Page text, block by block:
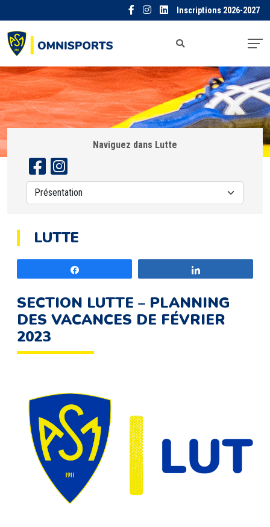
Inscriptions 2026-2027
Naviguez dans Lutte
LUTTE
SECTION LUTTE – PLANNING
DES VACANCES DE FÉVRIER
2023